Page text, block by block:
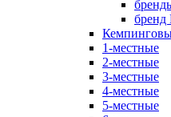
бренд
1-местные
2-местные
3-местные
4-местные
5-местные